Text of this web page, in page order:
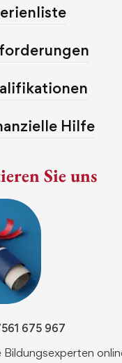
Hilfe
Sie uns
675 967
Bildungsexperten